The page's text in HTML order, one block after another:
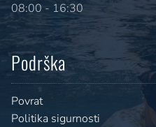
08:00 - 16:30
Podrška
Povrat
Politika sigurnosti